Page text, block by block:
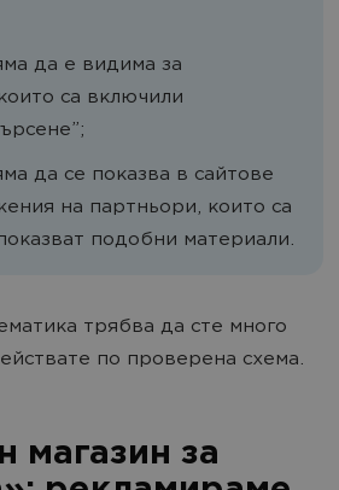
да е видима за
са включили
да се показва в сайтове
на партньори, които са
подобни материали.
трябва да сте много
по проверена схема.
магазин за